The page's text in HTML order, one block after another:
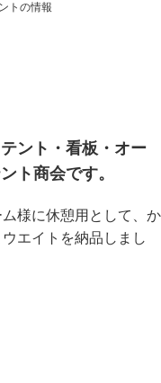
トの情報
ント・看板・オー
ト商会です。
様に休憩用として、か
ウエイトを納品しまし